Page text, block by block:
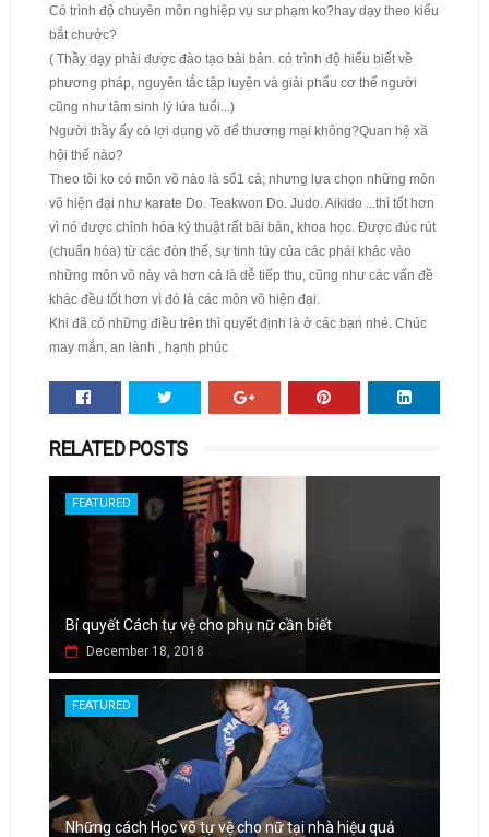
Có trình độ chuyên môn nghiệp vụ sư phạm ko?hay dạy theo kiểu
bắt chước?
( Thầy dạy phải được đào tạo bài bản. có trình độ hiểu biết về
phương pháp, nguyên tắc tập luyện và giải phẩu cơ thể người
cũng như tâm sinh lý lứa tuổi...)
Người thầy ấy có lợi dụng võ để thương mại không?Quan hệ xã
hội thế nào?
Theo tôi ko có môn võ nào là số1 cả; nhưng lựa chọn những môn
võ hiện đại như karate Do. Teakwon Do. Judo. Aikido ...thì tốt hơn
vì nó được chỉnh hóa kỷ thuật rất bài bản, khoa học. Được đúc rút
(chuẩn hóa) từ các đòn thế, sự tinh túy của các phái khác vào
những môn võ này và hơn cả là dễ tiếp thu, cũng như các vấn đề
khác đều tốt hơn vì đó là các môn võ hiện đại.
Khi đã có những điều trên thì quyết định là ở các bạn nhé. Chúc
may mắn, an lành , hạnh phúc
RELATED POSTS
FEATURED
Bí quyết Cách tự vệ cho phụ nữ cần biết
December 18, 2018
FEATURED
Những cách Học võ tự vệ cho nữ tại nhà hiệu quả